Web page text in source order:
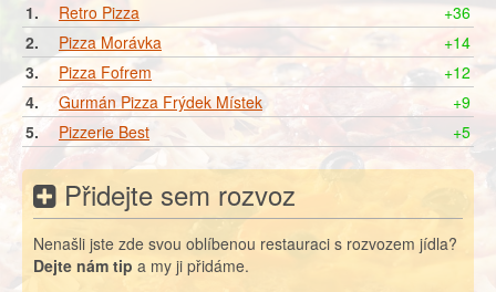
1. Retro Pizza
+36
2.
Pizza Morávka
+14
3.
Pizza Fofrem
+12
4.
Gurmán Pizza Frýdek Místek
+9
5.
Pizzerie Best +5
Přidejte sem rozvoz
Nenašli jste zde svou oblíbenou restauraci s rozvozem jídla?
Dejte nám tip a my ji přidáme.